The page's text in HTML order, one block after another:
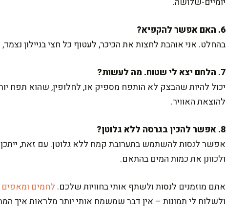
6. האם אפשר להקפיא?
בהחלט. אני אוהבת לחצות את הכיכר, לעטוף כל חצי בניילון
7. הלחם יצא לי שטוח. מה לעשות?
יכול להיות שהבצק לא הותפח מספיק או, לחלופין, שהוא תפח
להוצאת האוויר.
8. אפשר להכין בגרסה ללא גלוטן?
אפשר לנסות להשתמש בתערובת קמח ללא גלוטן. עם זאת,
ולכוונן את כמות המים בהתאם.
אתם מוזמנים לנסות ולשתף אותי בחוויות שלכם. לחמים ומאפים
ולשלוח לי תמונות – אין דבר שמשמח אותי יותר מלראות איך